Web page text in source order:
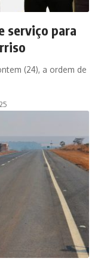
serviço para
(24), a ordem de